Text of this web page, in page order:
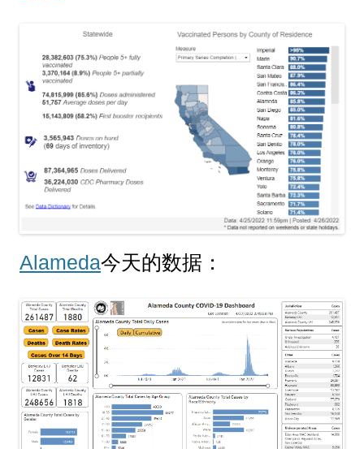
Alameda今天的数据：